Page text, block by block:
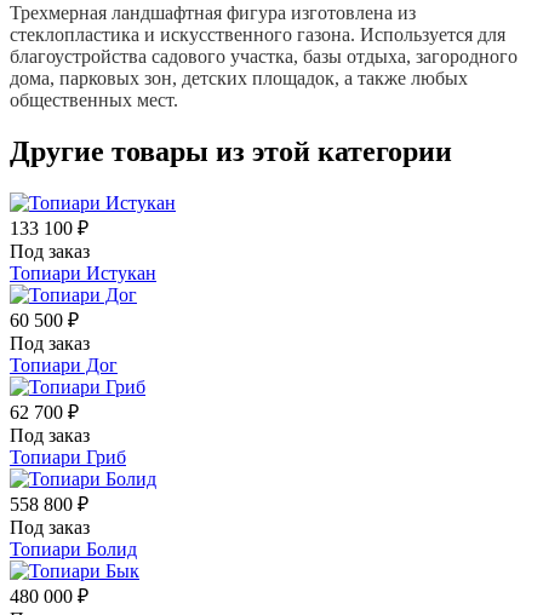
Трехмерная ландшафтная фигура изготовлена из
стеклопластика и искусственного газона. Используется для
благоустройства садового участка, базы отдыха, загородного
дома, парковых зон, детских площадок, а также любых
общественных мест.
Другие товары из этой категории
133 100 ₽
Под заказ
Топиари Истукан
60 500 ₽
Под заказ
Топиари Дог
62 700 ₽
Под заказ
Топиари Гриб
558 800 ₽
Под заказ
Топиари Болид
480 000 ₽